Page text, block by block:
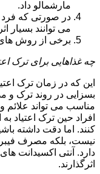
مارشمالو داد.
در صورتی که فرد
می توانند بسیار
برخی از روش های
چه غذاهایی برای ترک
این که در زمان ترک
بسزایی در روند ترک و
مناسب می تواند علائم
افراد حین ترک اعتیاد
کنند. اما دقت داشته
نیست، بلکه مصرف
دارد. آنتی اکسیدانت
اثرگذارند.